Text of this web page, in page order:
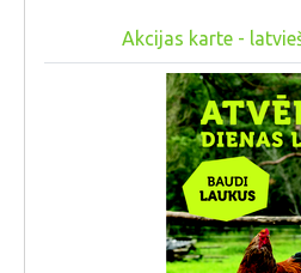
Akcijas karte -